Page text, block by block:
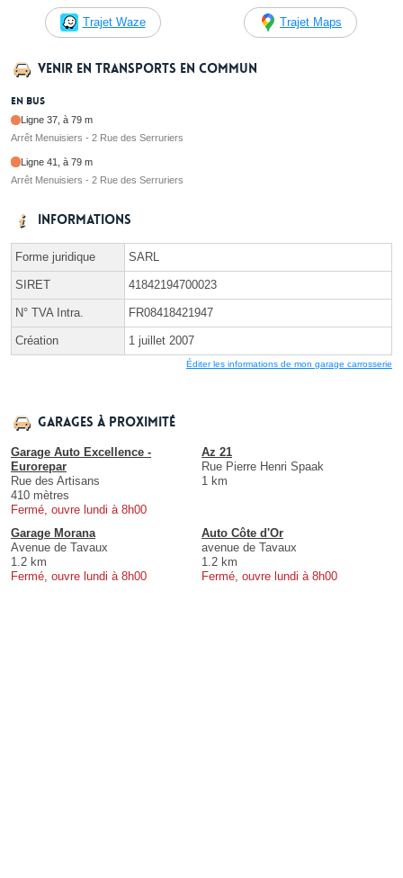
Trajet Waze Trajet Maps
Venir en transports en commun
En bus
Ligne 37, à 79 m
Arrêt Menuisiers - 2 Rue des Serruriers
Ligne 41, à 79 m
Arrêt Menuisiers - 2 Rue des Serruriers
Informations
Forme juridique SARL
SIRET 41842194700023
N° TVA Intra. FR08418421947
Création 1 juillet 2007
Éditer les informations de mon garage carrosserie
Garages à proximité
Garage Auto Excellence -
Eurorepar
Rue des Artisans
410 mètres
Fermé, ouvre lundi à 8h00
Az 21
Rue Pierre Henri Spaak
1 km
Garage Morana
Avenue de Tavaux
1.2 km
Fermé, ouvre lundi à 8h00
Auto Côte d'Or
avenue de Tavaux
1.2 km
Fermé, ouvre lundi à 8h00